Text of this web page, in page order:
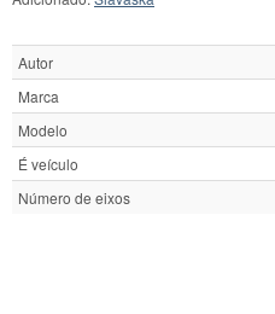
Autor
Marca
Modelo
É veículo
Número de eixos